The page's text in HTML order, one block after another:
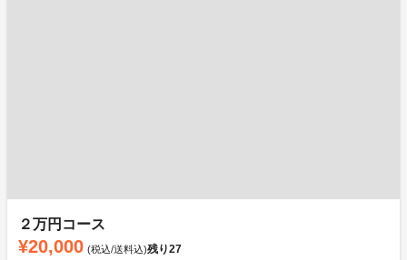
２万円コース
¥20,000 (税込/送料込)残り27